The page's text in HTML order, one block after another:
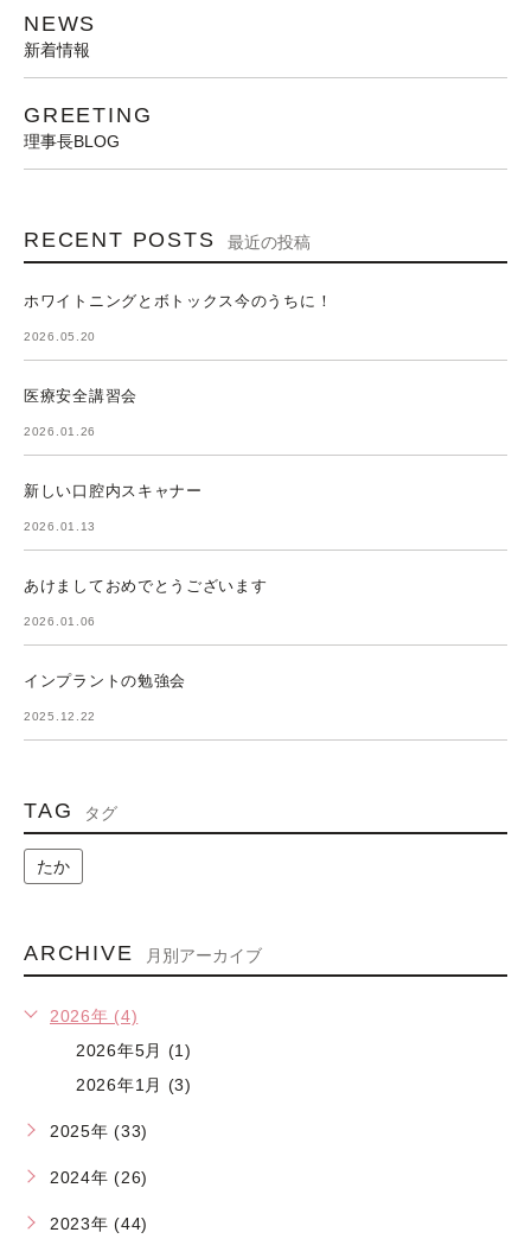
NEWS
新着情報
GREETING
理事長BLOG
RECENT POSTS 最近の投稿
ホワイトニングとボトックス今のうちに！
2026.05.20
医療安全講習会
2026.01.26
新しい口腔内スキャナー
2026.01.13
あけましておめでとうございます
2026.01.06
インプラントの勉強会
2025.12.22
TAG タグ
たか
ARCHIVE 月別アーカイブ
2026年 (4)
2026年5月 (1)
2026年1月 (3)
2025年 (33)
2024年 (26)
2023年 (44)